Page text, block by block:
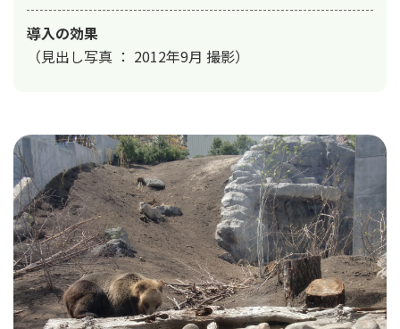
導入の効果
（見出し写真 ： 2012年9月 撮影）